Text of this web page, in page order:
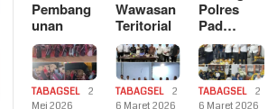
Pembang
unan
Wawasan
Teritorial
Polres
Pad…
TABAGSEL
2
Mei 2026
TABAGSEL
2
6 Maret 2026
TABAGSEL
2
6 Maret 2026